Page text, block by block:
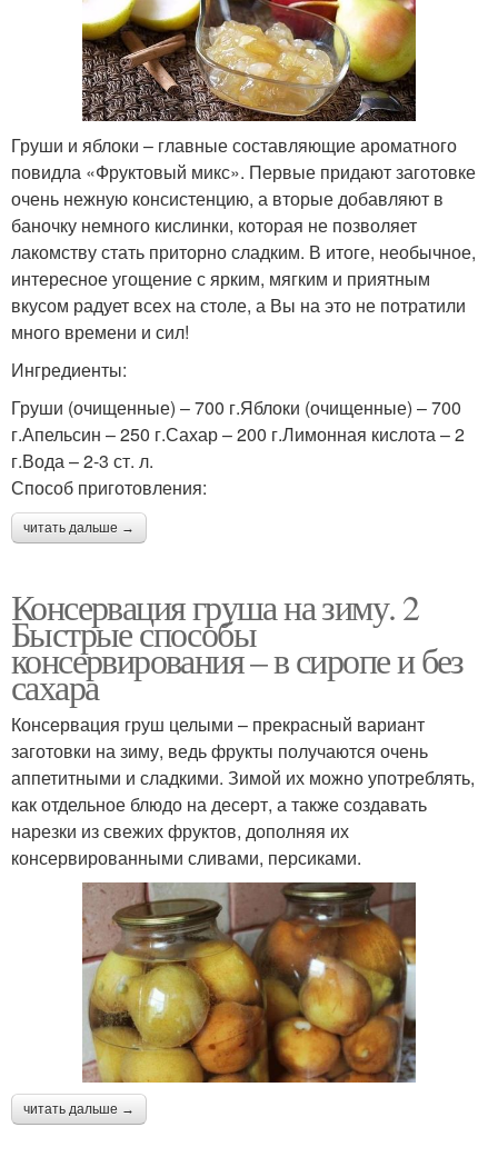
Груши и яблоки – главные составляющие ароматного
повидла «Фруктовый микс». Первые придают заготовке
очень нежную консистенцию, а вторые добавляют в
баночку немного кислинки, которая не позволяет
лакомству стать приторно сладким. В итоге, необычное,
интересное угощение с ярким, мягким и приятным
вкусом радует всех на столе, а Вы на это не потратили
много времени и сил!
Ингредиенты:
Груши (очищенные) – 700 г.Яблоки (очищенные) – 700
г.Апельсин – 250 г.Сахар – 200 г.Лимонная кислота – 2
г.Вода – 2-3 ст. л.
Способ приготовления:
читать дальше →
Консервация груша на зиму. 2
Быстрые способы
консервирования – в сиропе и без
сахара
Консервация груш целыми – прекрасный вариант
заготовки на зиму, ведь фрукты получаются очень
аппетитными и сладкими. Зимой их можно употреблять,
как отдельное блюдо на десерт, а также создавать
нарезки из свежих фруктов, дополняя их
консервированными сливами, персиками.
читать дальше →